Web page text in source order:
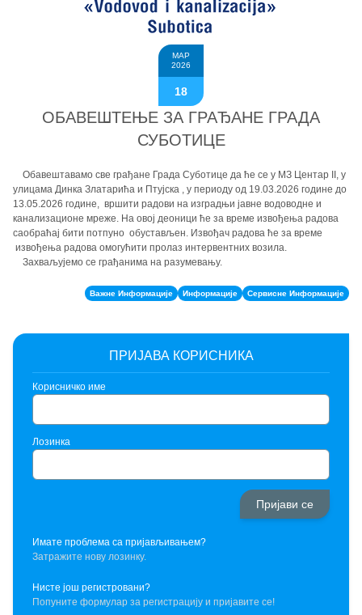
МАР
2026
18
ОБАВЕШТЕЊЕ ЗА ГРАЂАНЕ ГРАДА
СУБОТИЦЕ
Обавештавамо све грађане Града Суботице да ће се у МЗ Центар II, у
улицама Динка Златарића и Птујска , у периоду од 19.03.2026 године до
13.05.2026 године, вршити радови на изградњи јавне водоводне и
канализационе мреже. На овој деоници ће за време извођења радова
саобраћај бити потпуно обустављен. Извођач радова ће за време
извођења радова омогућити пролаз интервентних возила.
Захваљујемо се грађанима на разумевању.
Важне Информације Информације Сервисне Информације
ПРИЈАВА КОРИСНИКА
Корисничко име
Лозинка
Имате проблема са пријављивањем?
Затражите нову лозинку.
Нисте још регистровани?
Попуните формулар за регистрацију и пријавите се!